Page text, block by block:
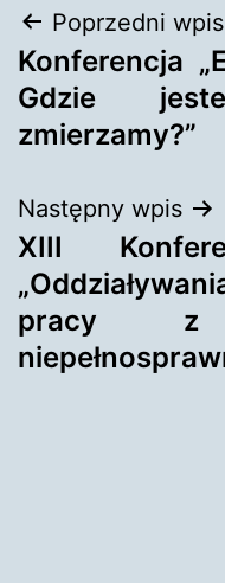
Nawigacja
wpisu
Poprzedni wpis
Konferencja
Gdzie
zmierzamy?”
Następny wpis
XIII
pracy z